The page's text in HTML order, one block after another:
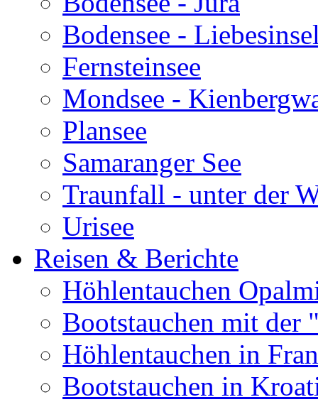
Bodensee -
Fernsteinsee
Mondsee -
Plansee
Samaranger See
Traunfall - unter der
Urisee
Reisen & Berichte
Höhlentauchen
Bootstauchen mit
Höhlentauchen in
Bootstauchen in